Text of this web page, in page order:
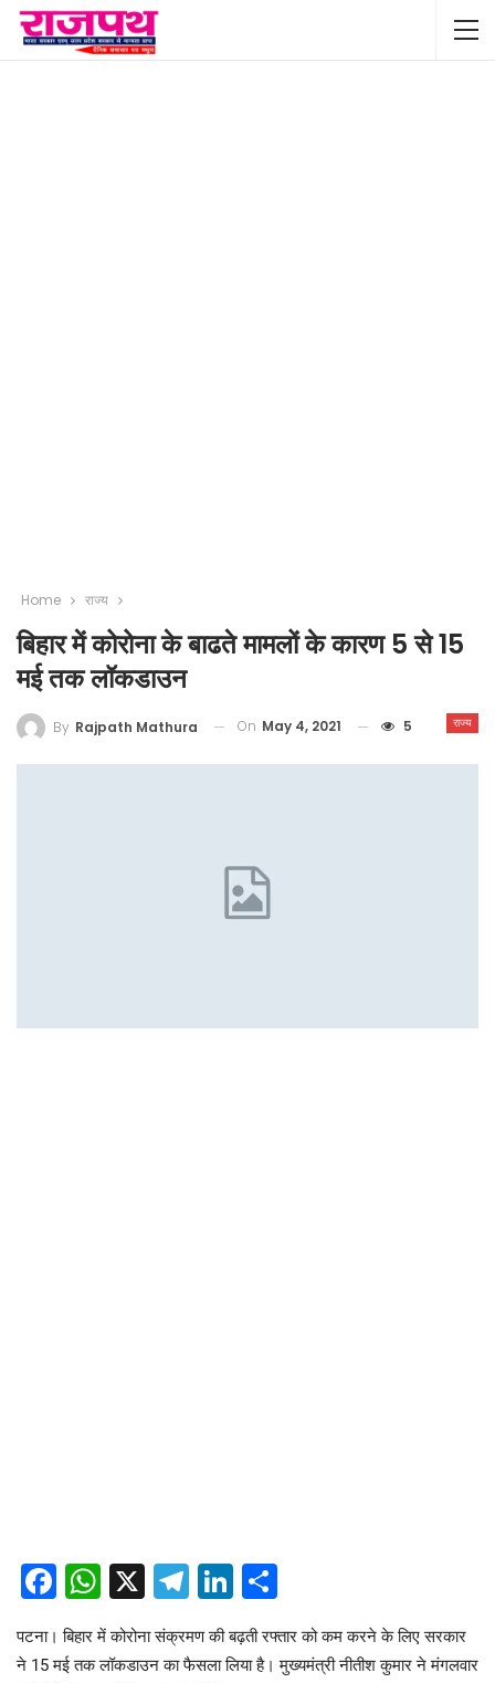
Home राज्य
बिहार में कोरोना के बाढते मामलों के कारण 5 से 15
मई तक लॉकडाउन
राज्य
By Rajpath Mathura On May 4, 2021 5
Facebook
WhatsApp
X Telegram
LinkedIn
पटना। बिहार में कोरोना संक्रमण की बढ़ती रफ्तार को कम करने के लिए सरकार
ने 15 मई तक लॉकडाउन का फैसला लिया है। मुख्यमंत्री नीतीश कुमार ने मंगलवार